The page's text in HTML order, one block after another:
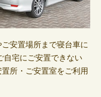
安置場所まで寝台車に
自宅にご安置できない
所・ご安置室をご利用